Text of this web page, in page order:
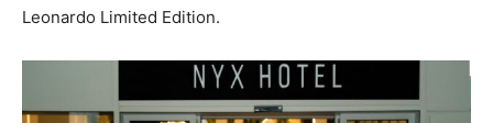
Leonardo Limited Edition.